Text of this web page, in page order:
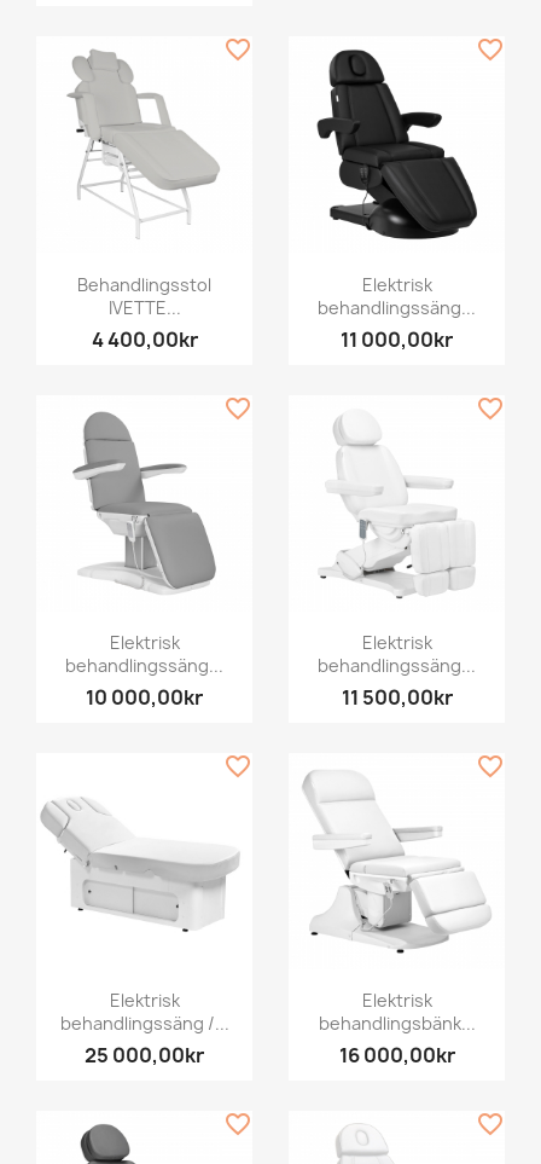
Behandlingsstol
IVETTE...
4 400,00kr
favorite_border
Elektrisk
behandlingssäng...
11 000,00kr
favorite_border
Elektrisk
behandlingssäng...
10 000,00kr
favorite_border
Elektrisk
behandlingssäng...
11 500,00kr
favorite_border
Elektrisk
behandlingssäng /...
25 000,00kr
favorite_border
Elektrisk
behandlingsbänk...
16 000,00kr
favorite_border
favorite_border favorite_border